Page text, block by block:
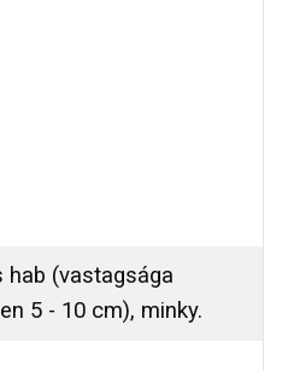
hab (vastagsága
5 - 10 cm), minky.